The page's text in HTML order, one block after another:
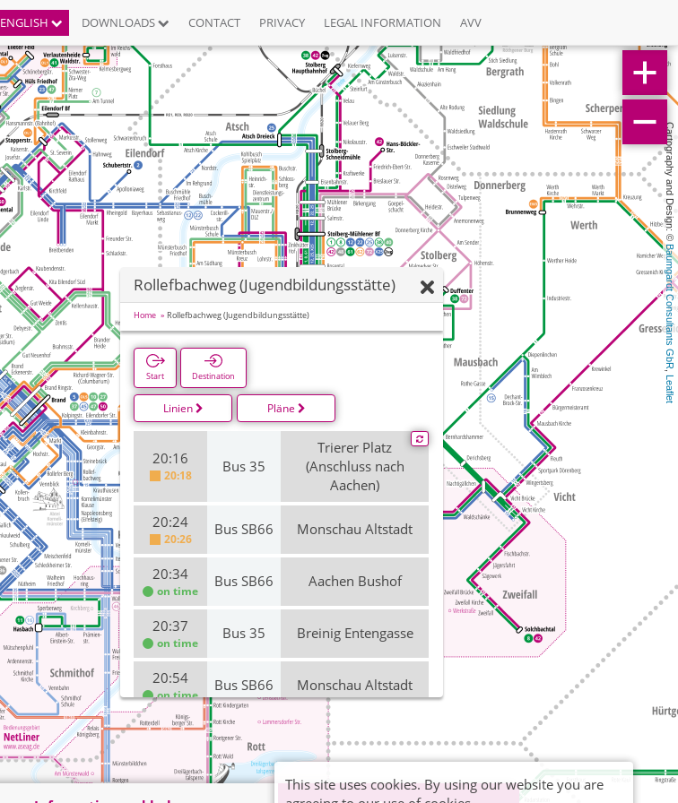
ENGLISH DOWNLOADS CONTACT PRIVACY LEGAL INFORMATION AVV
Cartography and Design: ©
Baumgardt Consultants GbR
,
Leaflet
Rollefbachweg (Jugendbildungsstätte)
Home Rollefbachweg (Jugendbildungsstätte)
Start Destination
Linien Pläne
20:16
20:18
Bus 35
Trierer Platz
(Anschluss nach
Aachen)
20:24
20:26
Bus SB66 Monschau Altstadt
20:34
on time
Bus SB66 Aachen Bushof
20:37
on time
Bus 35 Breinig Entengasse
20:54
on time
Bus SB66 Monschau Altstadt
21:04 Bus SB66 Aachen Bushof
Trierer Platz
This site uses cookies. By using our website you are